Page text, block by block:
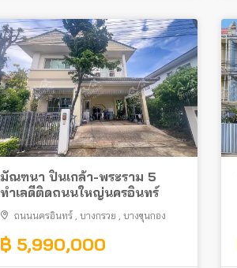
มัณฑนา ปิ่นเกล้า-พระราม 5
ทำเลดีติดถนนใหญ่นครอินทร์
ถนนนครอินทร์ บางกรวย บางขุนกอง
฿ 5,990,000